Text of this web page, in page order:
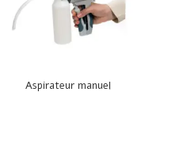
Aspirateur manuel